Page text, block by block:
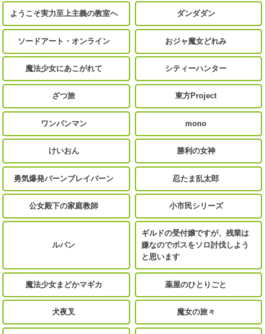
ようこそ実力至上主義の教室へ ダンダダン
ソードアート・オンライン おジャ魔女どれみ
魔法少女にあこがれて シティーハンター
ざつ旅 東方Project
ワンパンマン mono
けいおん 勝利の女神
勇気爆発バーンブレイバーン 忍たま乱太郎
公女殿下の家庭教師 小市民シリーズ
ルパン
ギルドの受付嬢ですが、残業は
嫌なのでボスをソロ討伐しよう
と思います
魔法少女まどかマギカ 薬屋のひとりごと
犬夜叉 魔女の旅々